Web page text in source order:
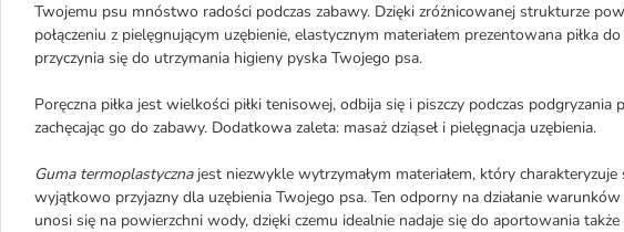
Twojemu psu mnóstwo radości podczas zabawy. Dzięki zróżnicowanej strukturze
połączeniu z pielęgnującym uzębienie, elastycznym materiałem prezentowana piłka
przyczynia się do utrzymania higieny pyska Twojego psa.
Poręczna piłka jest wielkości piłki tenisowej, odbija się i piszczy podczas podgryzania
zachęcając go do zabawy. Dodatkowa zaleta: masaż dziąseł i pielęgnacja uzębienia.
Guma termoplastyczna jest niezwykle wytrzymałym materiałem, który
wyjątkowo przyjazny dla uzębienia Twojego psa. Ten odporny na działanie
unosi się na powierzchni wody, dzięki czemu idealnie nadaje się do aportowania